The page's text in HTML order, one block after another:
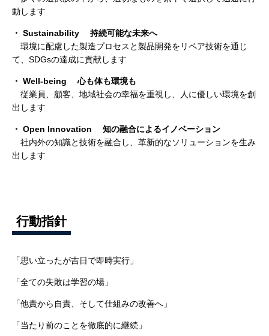
動します
・ Sustainability 持続可能な未来へ
環境に配慮した製造プロセスと製品開発をリペア技術を通じ
て、SDGsの達成に貢献します
・ Well-being 心も体も環境も
従業員、顧客、地域社会の幸福を重視し、人に優しい環境を創
出します
・ Open Innovation 知の融合によるイノベーション
社内外の知識と技術を融合し、革新的なソリューションを生み
出します
行動指針
「思い立ったが吉日で即時実行」
「全ての失敗は学習の場」
「他責から自責、そして仕組みの改善へ」
「当たり前のことを徹底的に継続」